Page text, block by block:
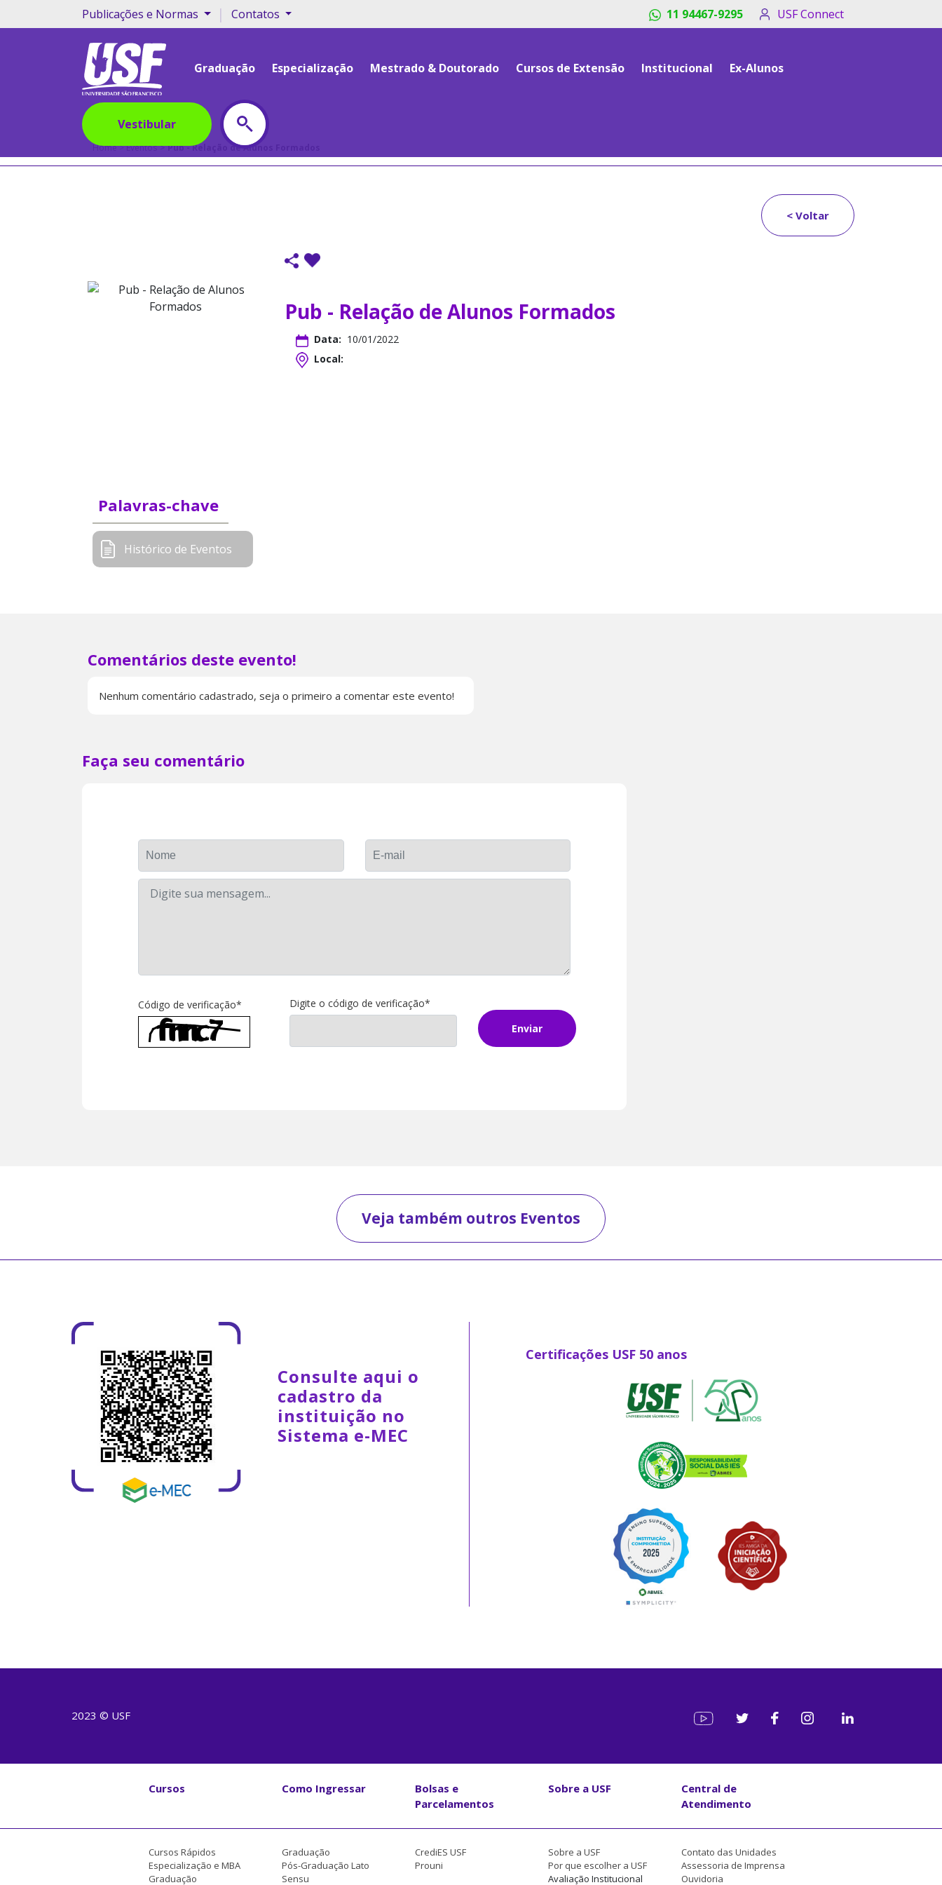
Publicações e Normas | Contatos 11 94467-9295 USF Connect
Graduação Especialização Mestrado & Doutorado Cursos de Extensão Institucional Ex-Alunos
Vestibular
Eventos
Home Eventos Pub - Relação de Alunos Formados
< Voltar
Pub - Relação de Alunos Formados
Data: 10/01/2022
Local:
Palavras-chave
Histórico de Eventos
Comentários deste evento!
Nenhum comentário cadastrado, seja o primeiro a comentar este evento!
Faça seu comentário
Código de verificação*
Digite o código de verificação*
Enviar
Veja também outros Eventos
Consulte aqui o
cadastro da
instituição no
Sistema e-MEC
Certificações USF 50 anos
2023 © USF
Cursos Como Ingressar
Bolsas e
Parcelamentos
Sobre a USF
Central de
Atendimento
Cursos Rápidos
Especialização e MBA
Graduação
Graduação
Pós-Graduação Lato
Sensu
CrediES USF
Prouni
Sobre a USF
Por que escolher a USF
Avaliação Institucional
Contato das Unidades
Assessoria de Imprensa
Ouvidoria